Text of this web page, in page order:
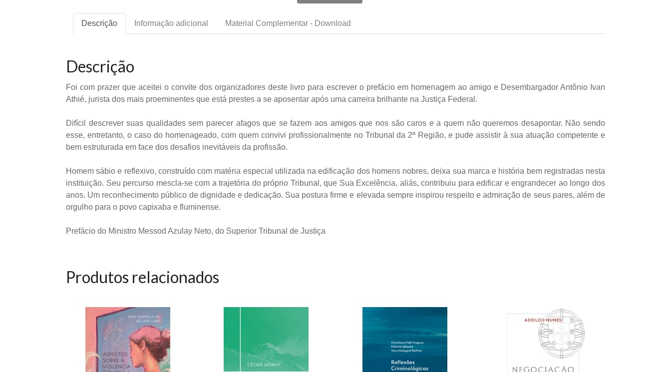
Descrição Informação adicional Material Complementar - Download
Descrição
Foi com prazer que aceitei o convite dos organizadores deste livro para escrever o prefácio em homenagem ao amigo e Desembargador Antônio Ivan
Athié, jurista dos mais proeminentes que está prestes a se aposentar após uma carreira brilhante na Justiça Federal.
Difícil descrever suas qualidades sem parecer afagos que se fazem aos amigos que nos são caros e a quem não queremos desapontar. Não sendo
esse, entretanto, o caso do homenageado, com quem convivi profissionalmente no Tribunal da 2ª Região, e pude assistir à sua atuação competente e
bem estruturada em face dos desafios inevitáveis da profissão.
Homem sábio e reflexivo, construído com matéria especial utilizada na edificação dos homens nobres, deixa sua marca e história bem registradas nesta
instituição. Seu percurso mescla-se com a trajetória do próprio Tribunal, que Sua Excelência, aliás, contribuiu para edificar e engrandecer ao longo dos
anos. Um reconhecimento público de dignidade e dedicação. Sua postura firme e elevada sempre inspirou respeito e admiração de seus pares, além de
orgulho para o povo capixaba e fluminense.
Prefácio do Ministro Messod Azulay Neto, do Superior Tribunal de Justiça
Produtos relacionados